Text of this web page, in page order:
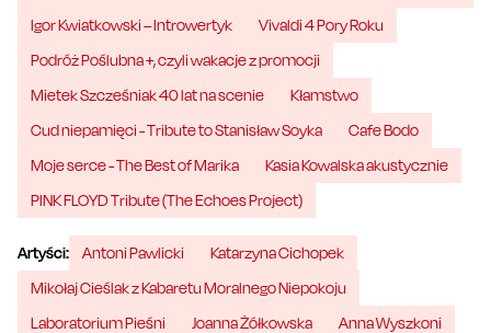
Igor Kwiatkowski – Introwertyk
Vivaldi 4 Pory Roku
Podróż Poślubna +, czyli wakacje z promocji
Mietek Szcześniak 40 lat na scenie
Kłamstwo
Cud niepamięci - Tribute to Stanisław Soyka
Cafe Bodo
Moje serce - The Best of Marika
Kasia Kowalska akustycznie
PINK FLOYD Tribute (The Echoes Project)
Artyści: Antoni Pawlicki
Katarzyna Cichopek
Mikołaj Cieślak z Kabaretu Moralnego Niepokoju
Laboratorium Pieśni
Joanna Żółkowska
Anna Wyszkoni